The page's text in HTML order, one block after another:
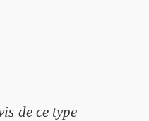
de ce type